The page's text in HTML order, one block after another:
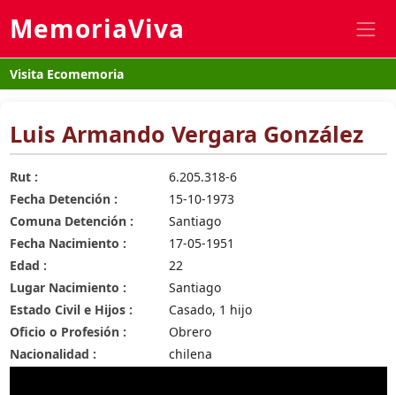
MemoriaViva
Visita Ecomemoria
Luis Armando Vergara González
Rut :
6.205.318-6
Fecha Detención :
15-10-1973
Comuna Detención :
Santiago
Fecha Nacimiento :
17-05-1951
Edad :
22
Lugar Nacimiento :
Santiago
Estado Civil e Hijos :
Casado, 1 hijo
Oficio o Profesión :
Obrero
Nacionalidad :
chilena